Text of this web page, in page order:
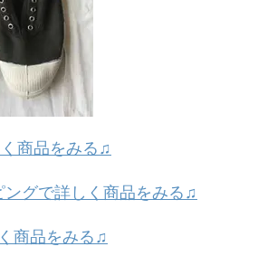
商品をみる♫
グで詳しく商品をみる♫
商品をみる♫